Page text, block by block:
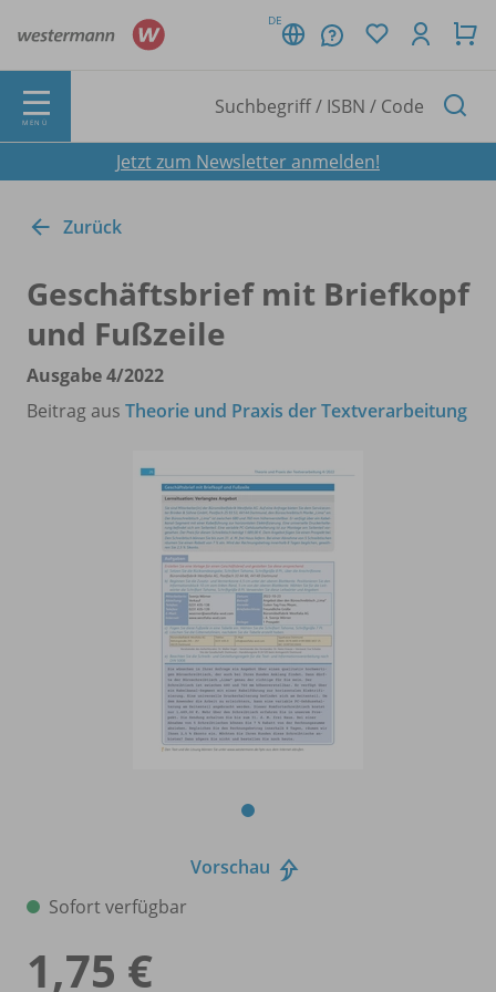
DE
MENÜ
Jetzt zum Newsletter anmelden!
Zurück
Geschäftsbrief mit Briefkopf
und Fußzeile
Ausgabe 4/2022
Beitrag aus Theorie und Praxis der Textverarbeitung
Vorschau
Sofort verfügbar
1,75 €